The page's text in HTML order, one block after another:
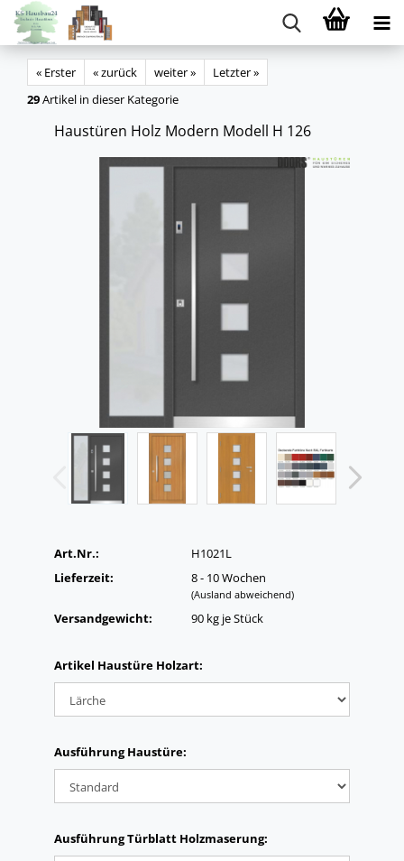
« Erster « zurück weiter »
Letzter »
29Artikel in dieser Kategorie
Haus­tü­ren Holz Mo­dern Mo­dell H 126
Art.Nr.:
H1021L
Lieferzeit:
8 - 10 Wochen
(Ausland abweichend)
Versandgewicht: 90kg je Stück
Artikel Haustüre Holzart:
Ausführung Haustüre:
Ausführung Türblatt Holzmaserung: